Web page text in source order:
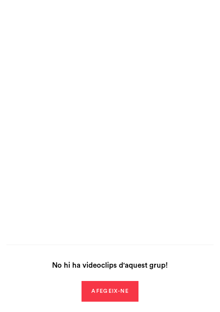
No hi ha videoclips d'aquest grup!
AFEGEIX-NE